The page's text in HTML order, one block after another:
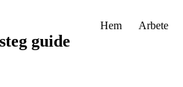
Hem Arbete
guide